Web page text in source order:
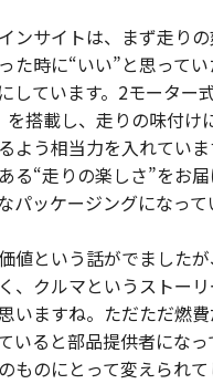
ンサイトは、まず走りの
た時に“いい”と思って
しています。2モーター
を搭載し、走りの味付け
よう相当力を入れてい
る“走りの楽しさ”をお
パッケージングになって
値という話がでました
、クルマというストー
いますね。ただただ燃
いると部品提供者にな
ものにとって変えられて